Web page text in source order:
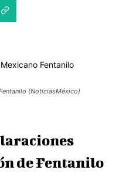
(NoticiasMéxico)
de Fentanilo